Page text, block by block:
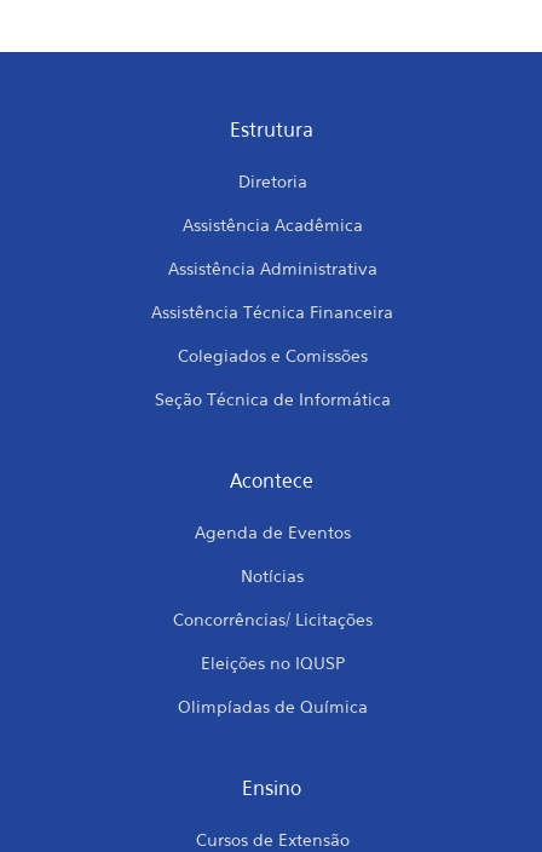
Estrutura
Diretoria
Assistência Acadêmica
Assistência Administrativa
Assistência Técnica Financeira
Colegiados e Comissões
Seção Técnica de Informática
Acontece
Agenda de Eventos
Notícias
Concorrências/ Licitações
Eleições no IQUSP
Olimpíadas de Química
Ensino
Cursos de Extensão